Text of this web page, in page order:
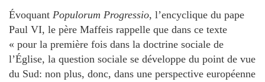
Évoquant Populorum Progressio, l’encyclique du pape
Paul VI, le père Maffeis rappelle que dans ce texte
« pour la première fois dans la doctrine sociale de
l’Église, la question sociale se développe du point de vue
du Sud: non plus, donc, dans une perspective européenne